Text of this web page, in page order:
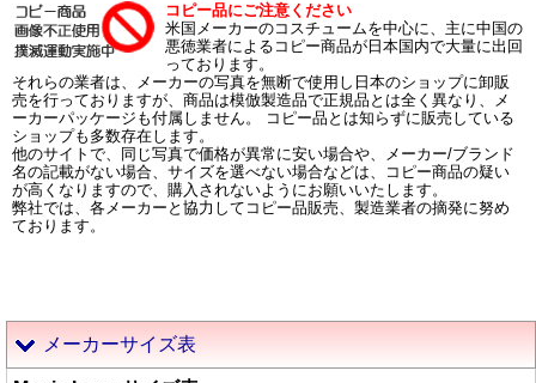
コピー品にご注意ください
米国メーカーのコスチュームを中心に、主に中国の
悪徳業者によるコピー商品が日本国内で大量に出回
っております。
それらの業者は、メーカーの写真を無断で使用し日本のショップに卸販
売を行っておりますが、商品は模倣製造品で正規品とは全く異なり、メ
ーカーパッケージも付属しません。 コピー品とは知らずに販売している
ショップも多数存在します。
他のサイトで、同じ写真で価格が異常に安い場合や、メーカー/ブランド
名の記載がない場合、サイズを選べない場合などは、コピー商品の疑い
が高くなりますので、購入されないようにお願いいたします。
弊社では、各メーカーと協力してコピー品販売、製造業者の摘発に努め
ております。
メーカーサイズ表